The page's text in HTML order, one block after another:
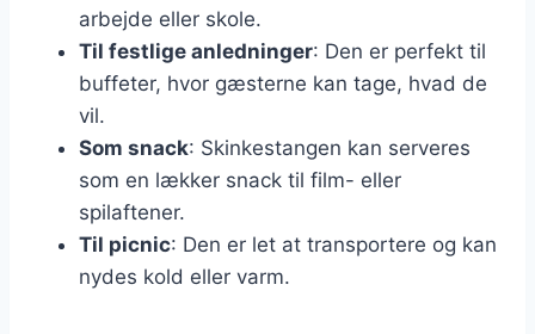
arbejde eller skole.
Til festlige anledninger: Den er perfekt til
buffeter, hvor gæsterne kan tage, hvad de
vil.
Som snack: Skinkestangen kan serveres
som en lækker snack til film- eller
spilaftener.
Til picnic: Den er let at transportere og kan
nydes kold eller varm.